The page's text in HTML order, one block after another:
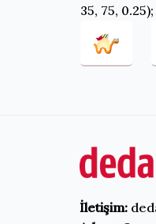
35, 75,
İletişim: